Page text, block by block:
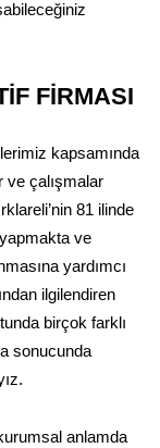
FİRMASI
kapsamında
ve çalışmalar
81 ilinde
ve
yardımcı
ilgilendiren
birçok farklı
sonucunda
anlamda